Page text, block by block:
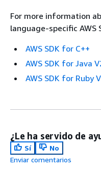
For more information
language-specific AWS
AWS SDK for C++
AWS SDK for Java
AWS SDK for Ruby
¿Le ha servido de
Sí
No
Enviar comentarios